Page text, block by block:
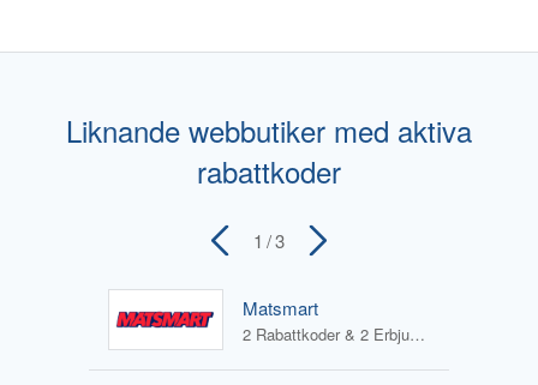
Liknande webbutiker med aktiva
rabattkoder
1 / 3
Matsmart
2 Rabattkoder & 2 Erbjudanden